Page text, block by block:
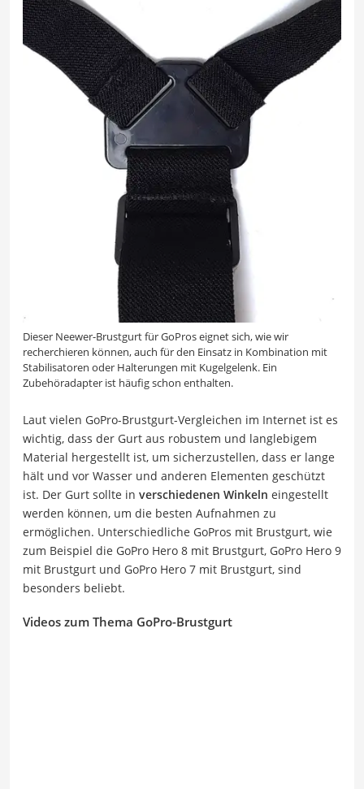
Dieser Neewer-Brustgurt für GoPros eignet sich, wie wir
recherchieren können, auch für den Einsatz in Kombination mit
Stabilisatoren oder Halterungen mit Kugelgelenk. Ein
Zubehöradapter ist häufig schon enthalten.
Laut vielen GoPro-Brustgurt-Vergleichen im Internet ist es
wichtig, dass der Gurt aus robustem und langlebigem
Material hergestellt ist, um sicherzustellen, dass er lange
hält und vor Wasser und anderen Elementen geschützt
ist. Der Gurt sollte in verschiedenen Winkeln eingestellt
werden können, um die besten Aufnahmen zu
ermöglichen. Unterschiedliche GoPros mit Brustgurt, wie
zum Beispiel die GoPro Hero 8 mit Brustgurt, GoPro Hero 9
mit Brustgurt und GoPro Hero 7 mit Brustgurt, sind
besonders beliebt.
Videos zum Thema GoPro-Brustgurt